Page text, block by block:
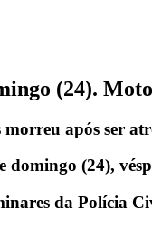
(24).
morreu após ser
domingo (24),
da Polícia